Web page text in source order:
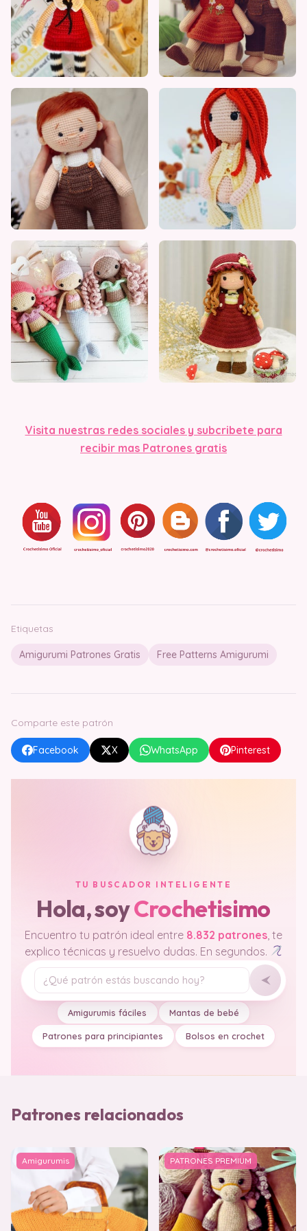
Visita nuestras redes sociales y subcribete para
recibir mas Patrones gratis
Etiquetas
Amigurumi Patrones Gratis Free Patterns Amigurumi
Comparte este patrón
Facebook X WhatsApp Pinterest
TU BUSCADOR INTELIGENTE
Hola, soyCrochetisimo
Encuentro tu patrón ideal entre 8.832 patrones , te
explico técnicas y resuelvo dudas. En segundos.
Tu pregunta
Amigurumis fáciles Mantas de bebé
Patrones para principiantes Bolsos en crochet
Patrones relacionados
Amigurumis PATRONES PREMIUM